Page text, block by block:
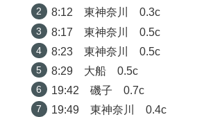
8:12 東神奈川 0.3c
8:17 東神奈川 0.5c
8:23 東神奈川 0.5c
8:29 大船 0.5c
19:42 磯子 0.7c
19:49 東神奈川 0.4c